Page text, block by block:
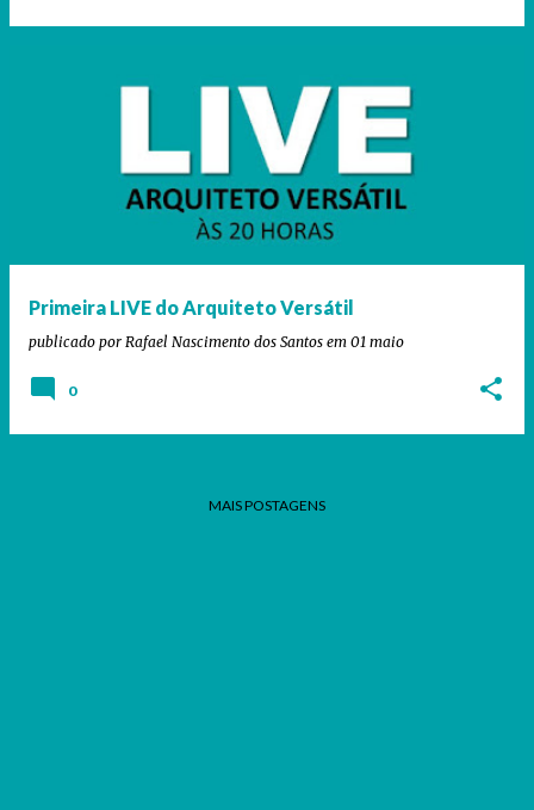
Primeira LIVE do Arquiteto Versátil
publicado por Rafael Nascimento dos Santos em 01 maio
0
MAIS POSTAGENS